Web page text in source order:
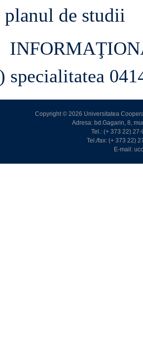
planul de studii
specialitatea
Copyright © 2026 Universitatea
Adresa: bd.Gagarin, 8,
Tel.: (+ 373 22)
Tel./fax: (+ 373 22)
E-mail: